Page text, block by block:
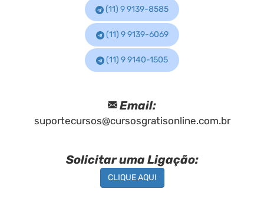
(11) 9 9139-8585
(11) 9 9139-6069
(11) 9 9140-1505
Email:
suportecursos@cursosgratisonline.com.br
Solicitar uma Ligação:
CLIQUE AQUI